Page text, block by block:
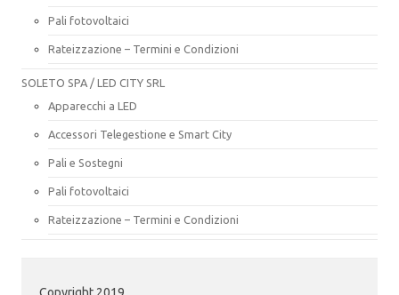
Pali fotovoltaici
Rateizzazione – Termini e Condizioni
SOLETO SPA / LED CITY SRL
Apparecchi a LED
Accessori Telegestione e Smart City
Pali e Sostegni
Pali fotovoltaici
Rateizzazione – Termini e Condizioni